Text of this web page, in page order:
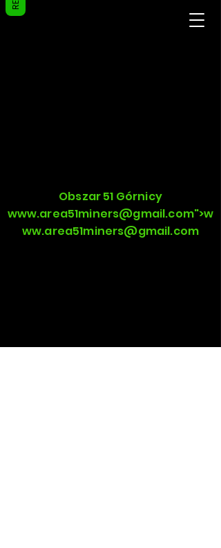
Obszar 51 Górnicy
www.area51miners@gmail.com">w
ww.area51miners@gmail.com